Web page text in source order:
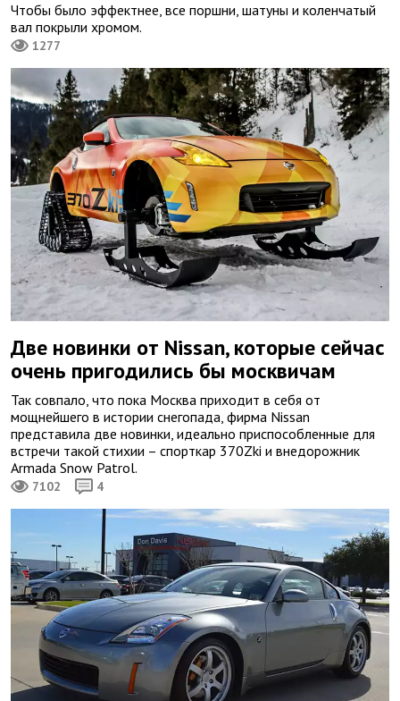
Чтобы было эффектнее, все поршни, шатуны и коленчатый
вал покрыли хромом.
1277
Две новинки от Nissan, которые сейчас
очень пригодились бы москвичам
Так совпало, что пока Москва приходит в себя от
мощнейшего в истории снегопада, фирма Nissan
представила две новинки, идеально приспособленные для
встречи такой стихии – спорткар 370Zki и внедорожник
Armada Snow Patrol.
7102 4